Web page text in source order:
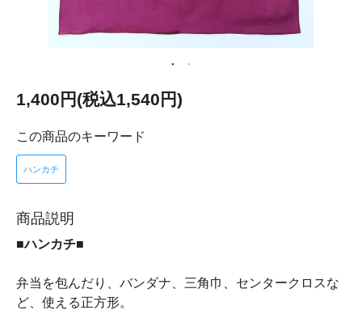
1,400円(税込1,540円)
この商品のキーワード
ハンカチ
商品説明
■ハンカチ■
弁当を包んだり、バンダナ、三角巾、センタークロスな
ど、使える正方形。